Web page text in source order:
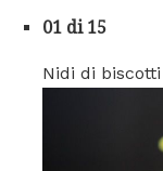
01 di 15
Nidi di